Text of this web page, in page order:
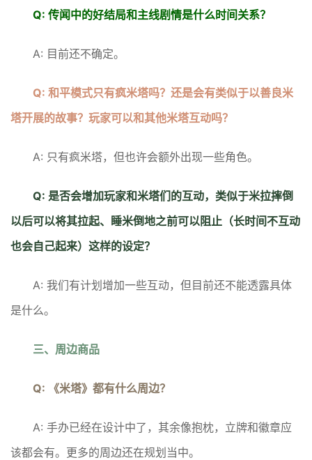
Q: 传闻中的好结局和主线剧情是什么时间关系？
A: 目前还不确定。
Q: 和平模式只有疯米塔吗？还是会有类似于以善良米
塔开展的故事？玩家可以和其他米塔互动吗？
A: 只有疯米塔，但也许会额外出现一些角色。
Q: 是否会增加玩家和米塔们的互动，类似于米拉摔倒
以后可以将其拉起、睡米倒地之前可以阻止（长时间不互动
也会自己起来）这样的设定？
A: 我们有计划增加一些互动，但目前还不能透露具体
是什么。
三、周边商品
Q: 《米塔》都有什么周边？
A: 手办已经在设计中了，其余像抱枕，立牌和徽章应
该都会有。更多的周边还在规划当中。